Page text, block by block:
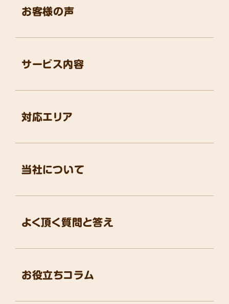
お客様の声
お役立ちコラム
よく頂く質問と答え
サービス内容
対応エリア
当社について